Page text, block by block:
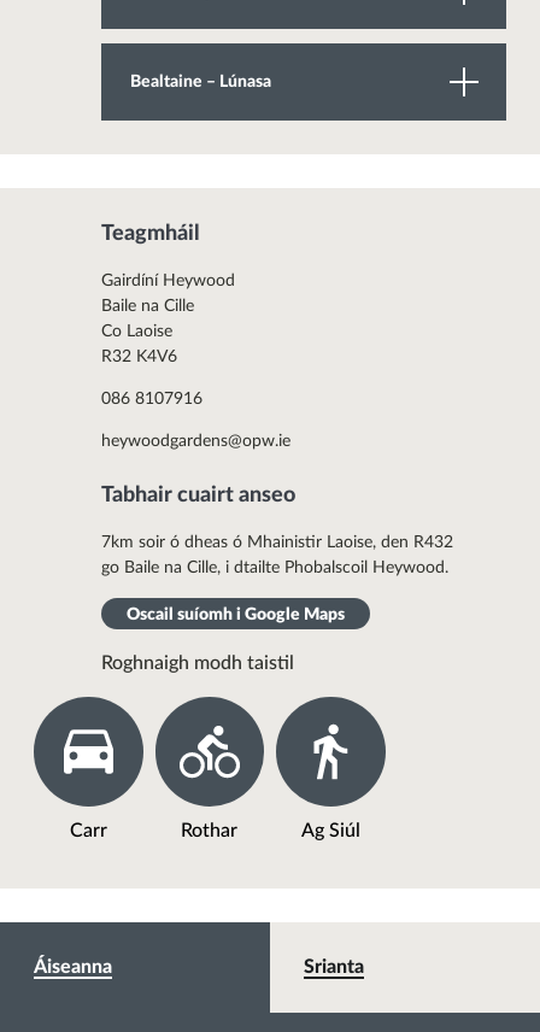
Bealtaine – Lúnasa
Teagmháil
Gairdíní Heywood
Baile na Cille
Co Laoise
R32 K4V6
086 8107916
heywoodgardens@opw.ie
Tabhair cuairt anseo
7km soir ó dheas ó Mhainistir Laoise, den R432
go Baile na Cille, i dtailte Phobalscoil Heywood.
Oscail suíomh i Google Maps
Roghnaigh modh taistil
Carr Rothar Ag Siúl
Áiseanna Srianta